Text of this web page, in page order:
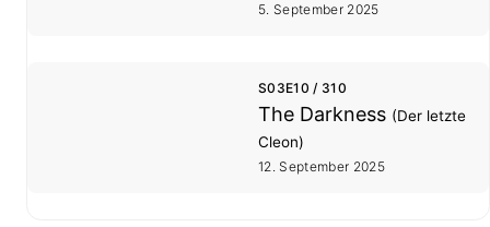
5. September 2025
S03E10 / 310
The Darkness (Der letzte
Cleon)
12. September 2025